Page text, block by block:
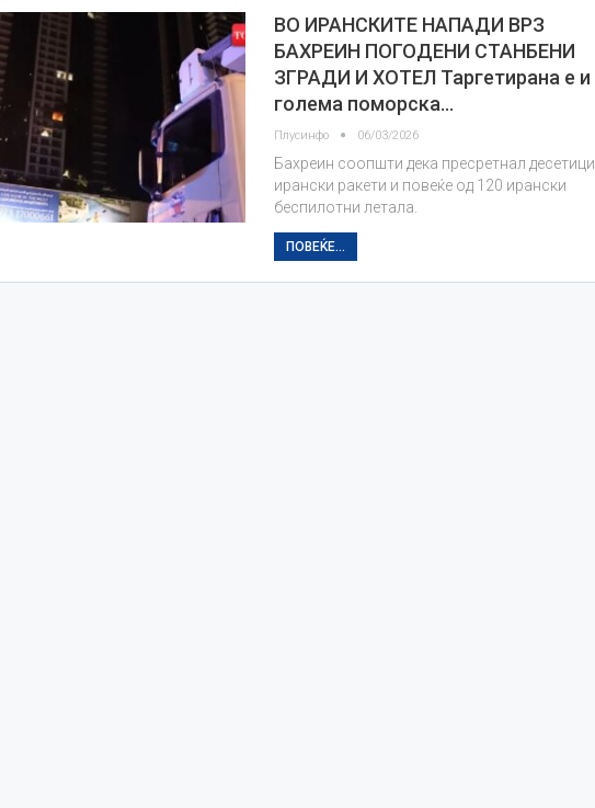
ВО ИРАНСКИТЕ НАПАДИ ВРЗ
БАХРЕИН ПОГОДЕНИ СТАНБЕНИ
ЗГРАДИ И ХОТЕЛ Таргетирана е и
голема поморска…
Плусинфо 06/03/2026
Бахреин соопшти дека пресретнал десетици
ирански ракети и повеќе од 120 ирански
беспилотни летала.
ПОВЕЌЕ...